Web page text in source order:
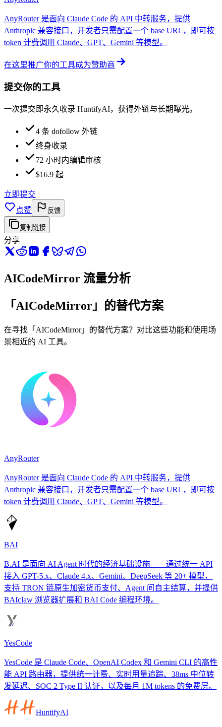
AnyRouter 是面向 Claude Code 的 API 中转服务，提供
Anthropic 兼容接口，开发者只需配置一个 base URL，即可按
token 计费调用 Claude、GPT、Gemini 等模型。
在这里推广你的工具成为赞助商
提交你的工具
一次提交即永久收录 HuntifyAI，获得外链与长期曝光。
4 条 dofollow 外链
终身收录
72 小时内编辑审核
$16.9 起
立即提交
点赞
反馈
复制链接
分享
AICodeMirror 流量分析
「AICodeMirror」的替代方案
在寻找「AICodeMirror」的替代方案？对比这些功能和使用场
景相近的 AI 工具。
AnyRouter
AnyRouter 是面向 Claude Code 的 API 中转服务，提供
Anthropic 兼容接口，开发者只需配置一个 base URL，即可按
token 计费调用 Claude、GPT、Gemini 等模型。
BAI
B.AI 是面向 AI Agent 时代的经济基础设施——通过统一 API
接入 GPT-5.x、Claude 4.x、Gemini、DeepSeek 等 20+ 模型，
支持 TRON 链原生加密货币支付、Agent 间自主结算，并提供
BAIclaw 浏览器扩展和 BAI Code 编程环境。
YesCode
YesCode 是 Claude Code、OpenAI Codex 和 Gemini CLI 的高性
能 API 路由器，提供统一计费、实时用量追踪、38ms 中位转
发延迟、SOC 2 Type II 认证，以及每月 1M tokens 的免费层。
HuntifyAI